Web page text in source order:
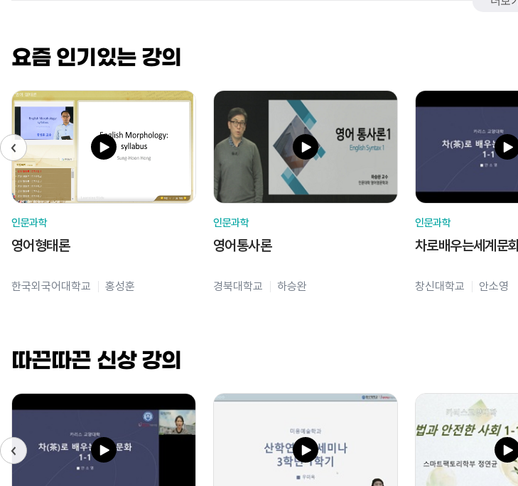
요즘 인기있는 강의
인문과학
영어형태론
한국외국어대학교 홍성훈
인문과학
영어통사론
경북대학교 하승완
인문과학
차로배우는세계문
창신대학교 안소영
따끈따끈 신상 강의